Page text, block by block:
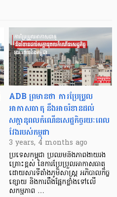
ADB ព្រមានថា ការប្រែប្រួល
អាកាសធាតុ នឹងអាចរំខានដល់
សក្តានុពលកំណើនសេដ្ឋកិច្ចរយៈពេល
វែងរបស់កម្ពុជា
3 years, 4 months ago
ប្រទេសកម្ពុជា ប្រឈមនឹងភាពងាយរង
គ្រោះខ្ពស់ នៃការប្រែប្រួលអាកាសធាតុ
ដោយសារទីតាំងភូមិសាស្ត្រ អភិបាលកិច្ច
ខ្សោយ និងការពឹងផ្អែកខ្លាំងទៅលើ
សកម្មភាព …